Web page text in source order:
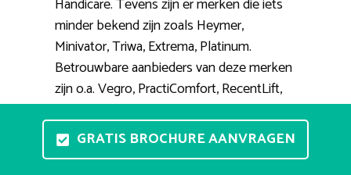
Handicare. Tevens zijn er merken die iets
minder bekend zijn zoals Heymer,
Minivator, Triwa, Extrema, Platinum.
Betrouwbare aanbieders van deze merken
zijn o.a. Vegro, PractiComfort, RecentLift,
123traplift, Smienk.
Waar kan ik de trapliften zien en
GRATIS BROCHURE AANVRAGEN